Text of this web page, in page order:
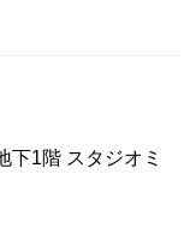
下1階 スタジオミ